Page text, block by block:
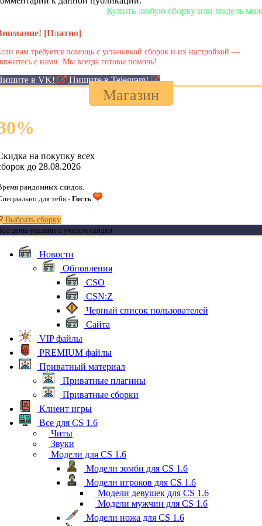
Купить любую сборку или модель можно у
[Платно]
вам требуется помощь с установкой сборок и их настройкой —
с нами. Мы всегда готовы помочь!
в VK! Пишите в Telegram!
Магазин
%
на покупку всех
до 28.08.2026
рандомных скидок.
для тебя - Гость
Выбрать сборку
цены указаны с учетом скидки
Новости
Обновления
CSO
CSN:Z
Черный список пользователей
Сайта
VIP файлы
PREMIUM файлы
Приватный материал
Приватные плагины
Приватные сборки
Клиент игры
Все для CS 1.6
Читы
Звуки
Модели для CS 1.6
Модели зомби для CS 1.6
Модели игроков для CS 1.6
Модели девушек для CS 1.6
Модели мужчин для CS 1.6
Модели ножа для CS 1.6